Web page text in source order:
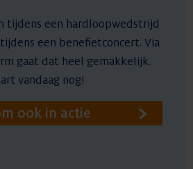
tijdens een hardloopwedstrijd
een benefietconcert. Via
gaat dat heel gemakkelijk.
vandaag nog!
ook in actie